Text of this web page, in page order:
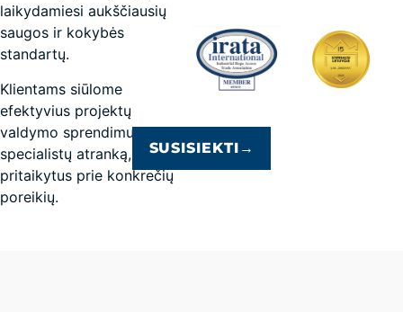
laikydamiesi aukščiausių
saugos ir kokybės
standartų.
Klientams siūlome
efektyvius projektų
valdymo sprendimus ir
specialistų atranką,
pritaikytus prie konkrečių
poreikių.
SUSISIEKTI →